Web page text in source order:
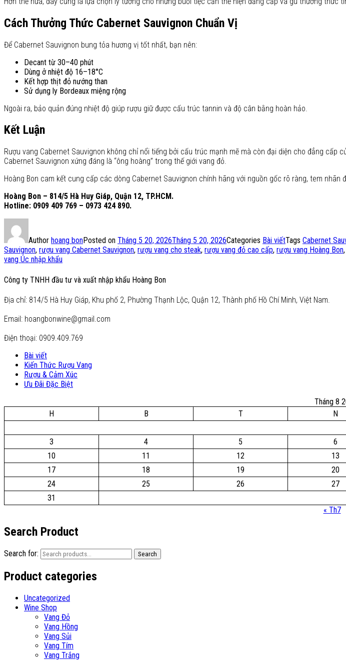
Cách Thưởng Thức Cabernet Sauvignon Chuẩn Vị
Để Cabernet Sauvignon bung tỏa hương vị tốt nhất, bạn nên:
Decant từ 30–40 phút
Dùng ở nhiệt độ 16–18°C
Kết hợp thịt đỏ nướng than
Sử dụng ly Bordeaux miệng rộng
Ngoài ra, bảo quản đúng nhiệt độ giúp rượu giữ được cấu trúc tannin và độ cân bằng hoàn hảo.
Kết Luận
Rượu vang Cabernet Sauvignon không chỉ nổi tiếng bởi cấu trúc mạnh mẽ mà còn đại diện cho đẳng
Cabernet Sauvignon xứng đáng là “ông hoàng” trong thế giới vang đỏ.
Hoàng Bon cam kết cung cấp các dòng Cabernet Sauvignon chính hãng với nguồn gốc rõ ràng, tem nhãn
Hoàng Bon – 814/5 Hà Huy Giáp, Quận 12, TP.HCM.
Hotline: 0909 409 769 – 0973 424 890.
Author hoang bonPosted on Tháng 5 20, 2026Tháng 5 20, 2026Categories Bài viếtTags Cabernet
Sauvignon, rượu vang Cabernet Sauvignon, rượu vang cho steak, rượu vang đỏ cao cấp, rượu vang Hoàng Bon,
vang Úc nhập khẩu
Công ty TNHH đầu tư và xuất nhập khẩu Hoàng Bon
Địa chỉ: 814/5 Hà Huy Giáp, Khu phố 2, Phường Thạnh Lộc, Quận 12, Thành phố Hồ Chí Minh, Việt Nam.
Email: hoangbonwine@gmail.com
Điện thoại: 0909.409.769
Bài viết
Kiến Thức Rượu Vang
Rượu & Cảm Xúc
Ưu Đãi Đặc Biệt
Tháng 8
H
B T N
3
4 5 6
10
11 12 13
17
18 19 20
24
25 26 27
31
« Th7
Search Product
Search for: Search
Product categories
Uncategorized
Wine Shop
Vang Đỏ
Vang Hồng
Vang Sủi
Vang Tím
Vang Trắng